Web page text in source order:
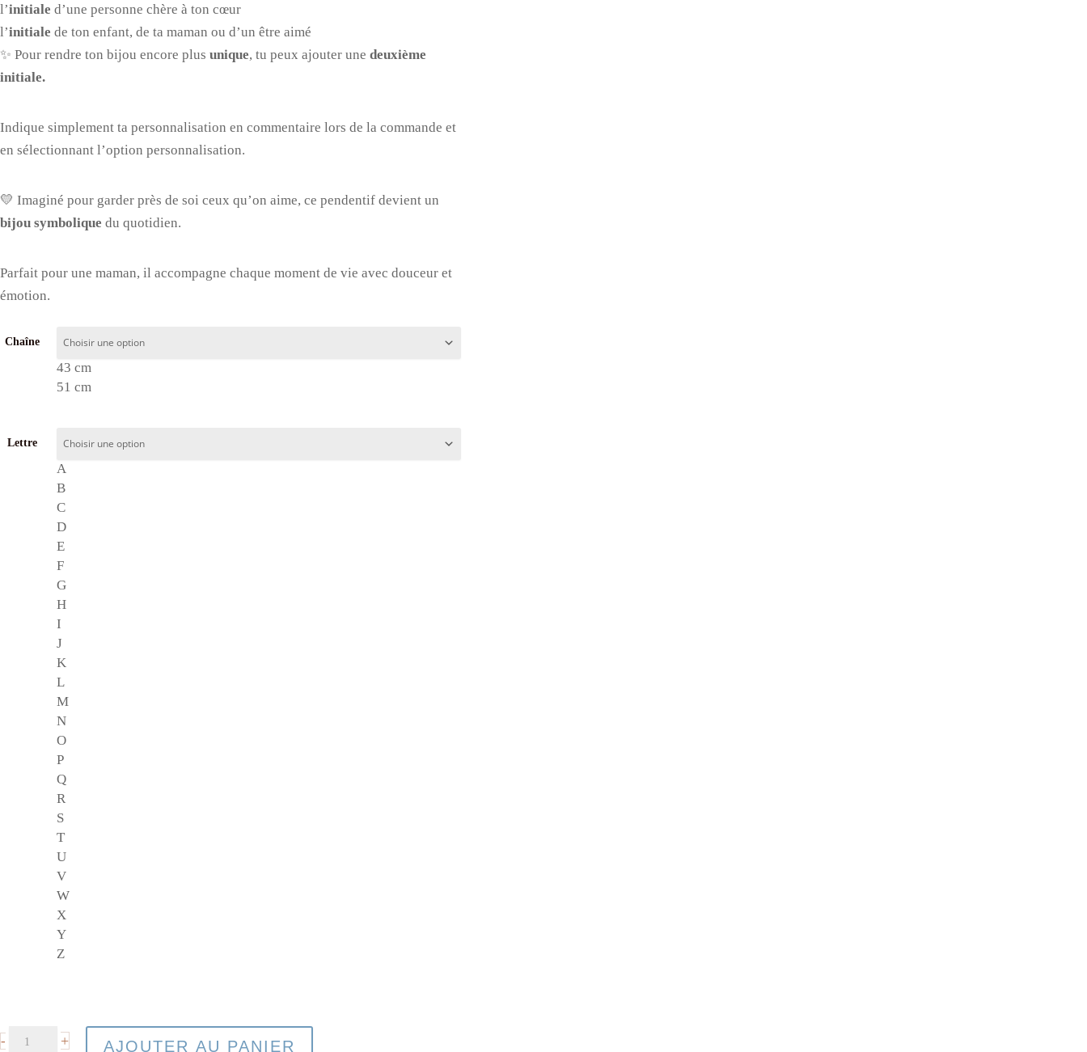
l’initiale d’une personne chère à ton cœur
l’initiale de ton enfant, de ta maman ou d’un être aimé
✨ Pour rendre ton bijou encore plus unique, tu peux ajouter une deuxième
initiale.
Indique simplement ta personnalisation en commentaire lors de la commande et
en sélectionnant l’option personnalisation.
💛 Imaginé pour garder près de soi ceux qu’on aime, ce pendentif devient un
bijou symbolique du quotidien.
Parfait pour une maman, il accompagne chaque moment de vie avec douceur et
émotion.
Chaîne
43 cm
51 cm
Lettre
A
B
C
D
E
F
G
H
I
J
K
L
M
N
O
P
Q
R
S
T
U
V
W
X
Y
Z
- + AJOUTER AU PANIER